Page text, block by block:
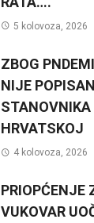
5 kolovoza, 2026
ZBOG
NIJE
STANOVNIKA
HRVATSKOJ
4 kolovoza, 2026
PRIOPĆENJE
VUKOVAR